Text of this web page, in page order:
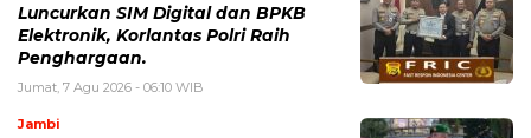
Luncurkan SIM Digital dan BPKB
Elektronik, Korlantas Polri Raih
Penghargaan.
Jumat, 7 Agu 2026 - 06:10 WIB
Jambi